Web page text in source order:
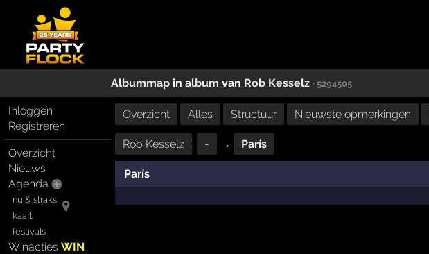
Albummap in album van Rob Kesselz · 5294505
Inloggen
Registreren
Overzicht
Nieuws
Agenda
nu & straks
kaart
festivals
WinactiesWIN
Overzicht Alles Structuur Nieuwste opmerkingen
Rob Kesselz : - → París
París